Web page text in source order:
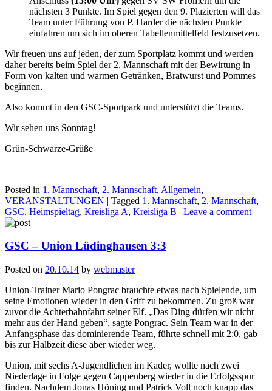
nächsten 3 Punkte. Im Spiel gegen den 9. Plazierten will das
Team unter Führung von P. Harder die nächsten Punkte
einfahren um sich im oberen Tabellenmittelfeld festzusetzen.
Wir freuen uns auf jeden, der zum Sportplatz kommt und werden
daher bereits beim Spiel der 2. Mannschaft mit der Bewirtung in
Form von kalten und warmen Getränken, Bratwurst und Pommes
beginnen.
Also kommt in den GSC-Sportpark und unterstützt die Teams.
Wir sehen uns Sonntag!
Grün-Schwarze-Grüße
Posted in 1. Mannschaft, 2. Mannschaft, Allgemein,
VERANSTALTUNGEN | Tagged 1. Mannschaft, 2. Mannschaft,
GSC, Heimspieltag, Kreisliga A, Kreisliga B | Leave a comment
GSC – Union Lüdinghausen 3:3
Posted on 20.10.14 by webmaster
Union-Trainer Mario Pongrac brauchte etwas nach Spielende, um
seine Emotionen wieder in den Griff zu bekommen. Zu groß war
zuvor die Achterbahnfahrt seiner Elf. „Das Ding dürfen wir nicht
mehr aus der Hand geben“, sagte Pongrac. Sein Team war in der
Anfangsphase das dominierende Team, führte schnell mit 2:0, gab
bis zur Halbzeit diese aber wieder weg.
Union, mit sechs A-Jugendlichen im Kader, wollte nach zwei
Niederlage in Folge gegen Cappenberg wieder in die Erfolgsspur
finden. Nachdem Jonas Höning und Patrick Voll noch knapp das